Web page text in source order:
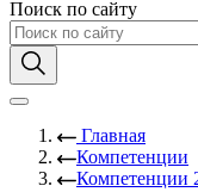
Поиск по сайту
Главная
Компетенции
Компетенции